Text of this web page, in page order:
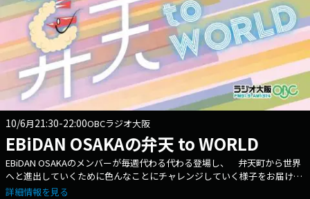
10/6月21:30-22:00OBCラジオ大阪
EBiDAN OSAKAの弁天 to WORLD
EBiDAN OSAKAのメンバーが毎週代わる代わる登場し、 弁天町から世界
へと進出していくために色んなことにチャレンジしていく様子をお届けす
る番組です。 ------------------------------- ●番組メールフォーム：
詳細情報を見る